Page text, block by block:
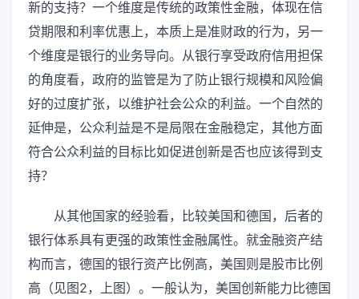
新的支持？一个维度是传统的政策性金融，体现在信
贷期限和利率优惠上，本质上是准财政的行为，另一
个维度是银行的业务导向。从银行享受政府信用担保
的角度看，政府的监管是为了防止银行规模和风险偏
好的过度扩张，以维护社会公众的利益。一个自然的
延伸是，公众利益是不是局限在金融稳定，其他方面
符合公众利益的目标比如促进创新是否也应该得到支
持？
从其他国家的经验看，比较美国和德国，后者的
银行体系具有更强的政策性金融属性。就金融资产结
构而言，德国的银行资产比例高，美国则是股市比例
高（见图2，上图）。一般认为，美国创新能力比德国